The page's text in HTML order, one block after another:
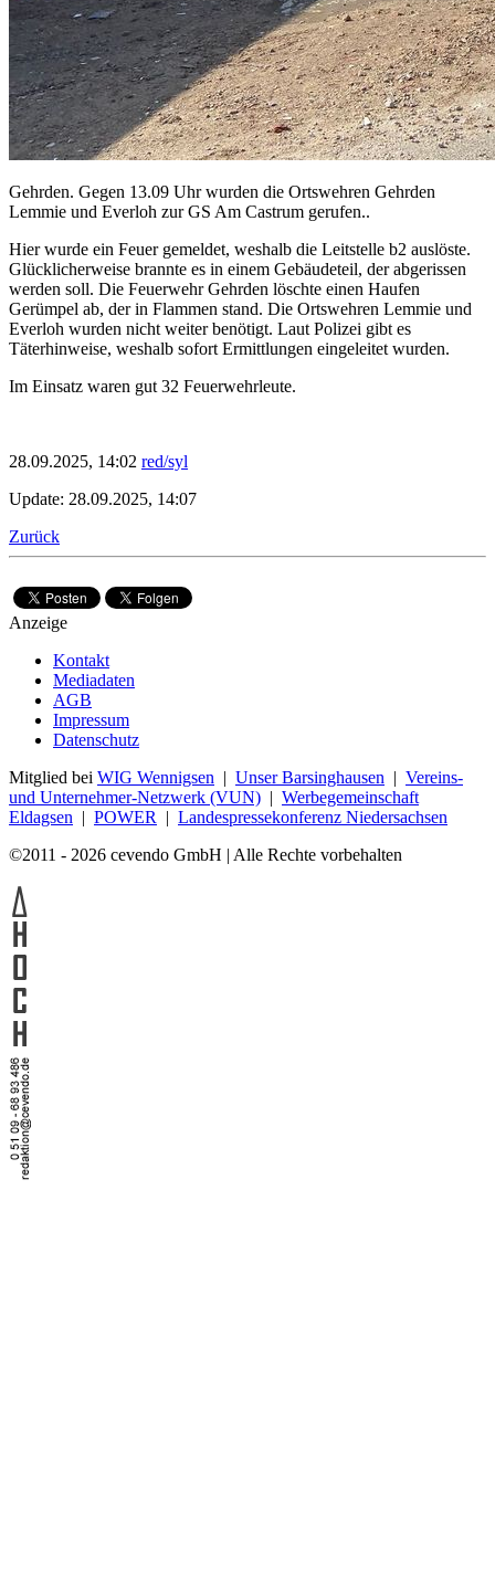
Gehrden. Gegen 13.09 Uhr wurden die Ortswehren Gehrden
Lemmie und Everloh zur GS Am Castrum gerufen..
Hier wurde ein Feuer gemeldet, weshalb die Leitstelle b2 auslöste.
Glücklicherweise brannte es in einem Gebäudeteil, der abgerissen
werden soll. Die Feuerwehr Gehrden löschte einen Haufen
Gerümpel ab, der in Flammen stand. Die Ortswehren Lemmie und
Everloh wurden nicht weiter benötigt. Laut Polizei gibt es
Täterhinweise, weshalb sofort Ermittlungen eingeleitet wurden.
Im Einsatz waren gut 32 Feuerwehrleute.
28.09.2025, 14:02 red/syl
Update: 28.09.2025, 14:07
Zurück
Anzeige
Kontakt
Mediadaten
AGB
Impressum
Datenschutz
Mitglied bei WIG Wennigsen | Unser Barsinghausen | Vereins-
und Unternehmer-Netzwerk (VUN) | Werbegemeinschaft
Eldagsen | POWER | Landespressekonferenz Niedersachsen
©2011 - 2026 cevendo GmbH | Alle Rechte vorbehalten